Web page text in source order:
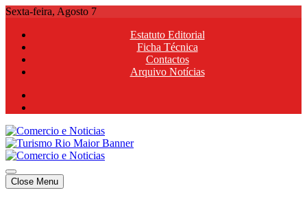
Skip
content
Sexta-feira, Agosto 7
Estatuto Editorial
Ficha Técnica
Contactos
Arquivo Notícias
Comercio e Noticias
Notícias e Publicidade Online
Comercio e Noticias
Notícias e Publicidade Online
Close Menu